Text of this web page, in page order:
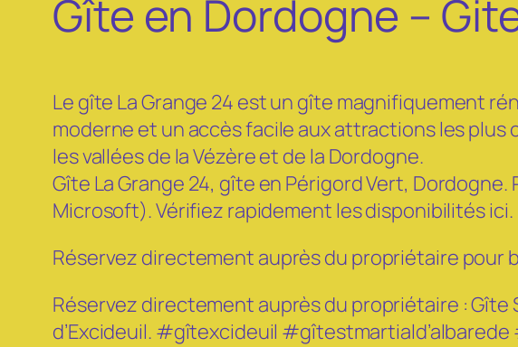
Gîte en Dordogne –
Le gîte La Grange 24 est un gîte magnifiquement
moderne et un accès facile aux attractions les
les vallées de la Vézère et de la Dordogne.
Gîte La Grange 24, gîte en Périgord Vert,
Microsoft). Vérifiez rapidement les disponibilités ici.
Réservez directement auprès du propriétaire
Réservez directement auprès du propriétaire : Gîte
d’Excideuil. #gîtexcideuil